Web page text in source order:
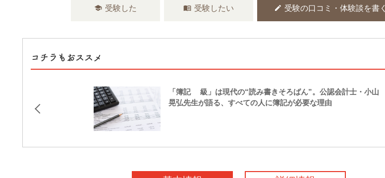
school 受験した menu_book 受験したい edit 受験の口コミ・体験談を書く
コチラもおススメ
「簿記3級」は現代の“読み書きそろばん”。公認会計士・小山
晃弘先生が語る、すべての人に簿記が必要な理由